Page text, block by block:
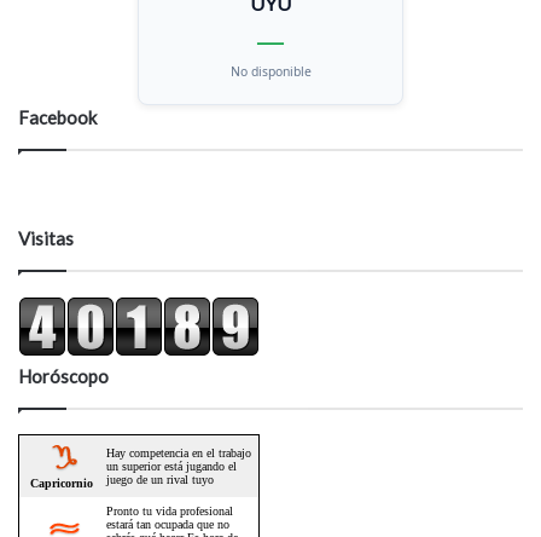
—
No disponible
Facebook
Visitas
Horóscopo